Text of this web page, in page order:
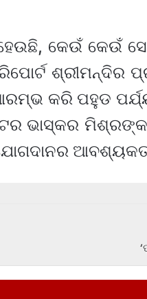
କେଉଁ କେଉଁ
ଶ୍ରୀମନ୍ଦିର
କରି ପହୁଡ
ଭାସ୍କର